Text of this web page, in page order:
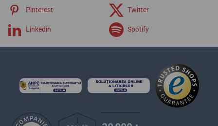
Pinterest Twitter
Linkedin Spotify